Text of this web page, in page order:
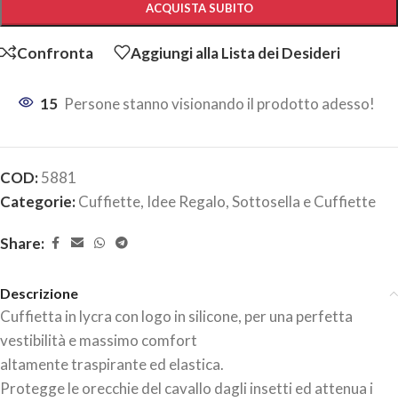
ACQUISTA SUBITO
Confronta Aggiungi alla Lista dei Desideri
15 Persone stanno visionando il prodotto adesso!
COD:5881
Categorie:Cuffiette, Idee Regalo,Sottosella e Cuffiette
Share:
Descrizione
Cuffietta in lycra con logo in silicone, per una perfetta
vestibilità e massimo comfort
altamente traspirante ed elastica.
Protegge le orecchie del cavallo dagli insetti ed attenua i